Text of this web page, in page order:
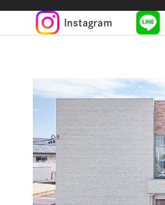
Instagram